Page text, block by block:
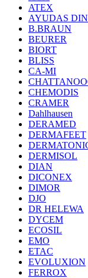
ATEX
AYUDAS
B.BRAUN
BEURER
BIORT
BLISS
CA-MI
CHEMODIS
CRAMER
Dahlhausen
DERAMED
DERMAFEET
DERMISOL
DIAN
DICONEX
DIMOR
DJO
DR HELEWA
DYCEM
ECOSIL
EMO
ETAC
EVOLUXION
FERROX